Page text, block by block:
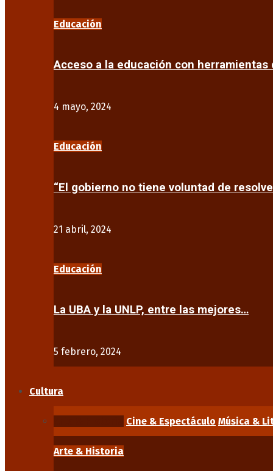
Educación
Acceso a la educación con
4 mayo, 2024
Educación
“El gobierno no tiene voluntad de
21 abril, 2024
Educación
La UBA y la UNLP, entre las mejores…
5 febrero, 2024
Cultura
Cine & Espectáculo Música &
Arte & Historia